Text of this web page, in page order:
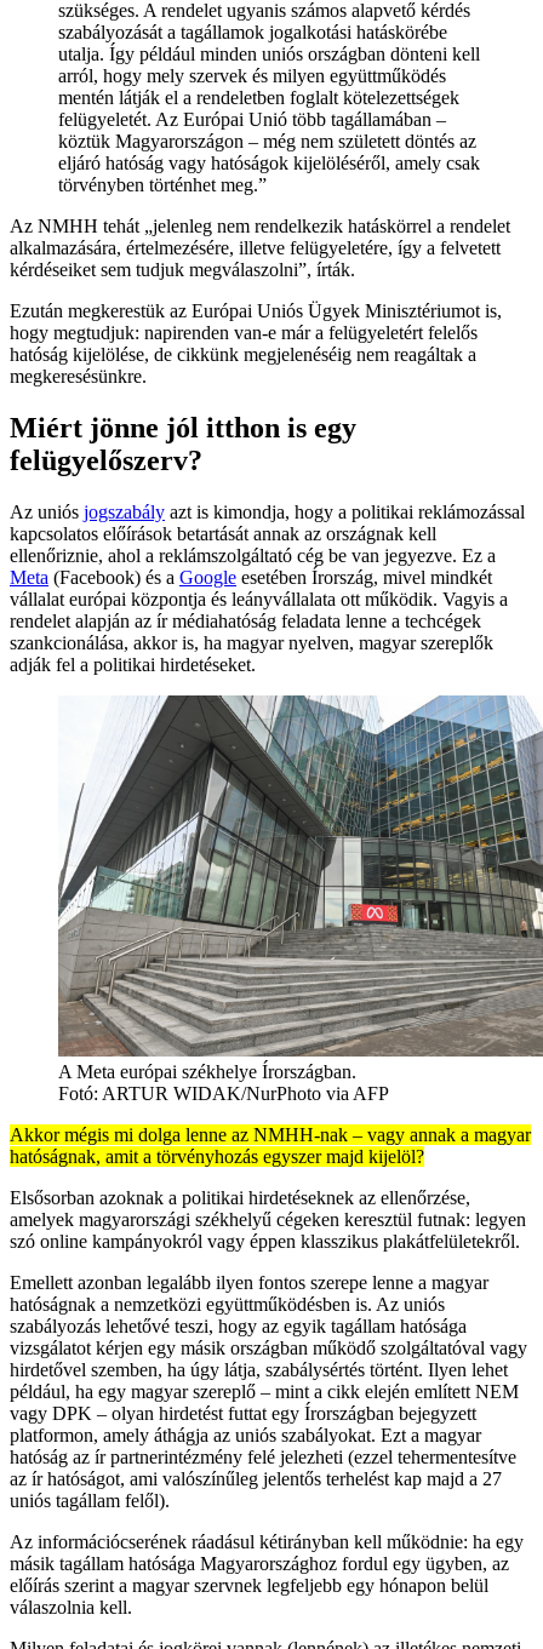
szükséges. A rendelet ugyanis számos alapvető kérdés
szabályozását a tagállamok jogalkotási hatáskörébe
utalja. Így például minden uniós országban dönteni kell
arról, hogy mely szervek és milyen együttműködés
mentén látják el a rendeletben foglalt kötelezettségek
felügyeletét. Az Európai Unió több tagállamában –
köztük Magyarországon – még nem született döntés az
eljáró hatóság vagy hatóságok kijelöléséről, amely csak
törvényben történhet meg.”
Az NMHH tehát „jelenleg nem rendelkezik hatáskörrel a rendelet
alkalmazására, értelmezésére, illetve felügyeletére, így a felvetett
kérdéseiket sem tudjuk megválaszolni”, írták.
Ezután megkerestük az Európai Uniós Ügyek Minisztériumot is,
hogy megtudjuk: napirenden van-e már a felügyeletért felelős
hatóság kijelölése, de cikkünk megjelenéséig nem reagáltak a
megkeresésünkre.
Miért jönne jól itthon is egy
felügyelőszerv?
Az uniós jogszabály azt is kimondja, hogy a politikai reklámozással
kapcsolatos előírások betartását annak az országnak kell
ellenőriznie, ahol a reklámszolgáltató cég be van jegyezve. Ez a
Meta (Facebook) és a Google esetében Írország, mivel mindkét
vállalat európai központja és leányvállalata ott működik. Vagyis a
rendelet alapján az ír médiahatóság feladata lenne a techcégek
szankcionálása, akkor is, ha magyar nyelven, magyar szereplők
adják fel a politikai hirdetéseket.
A Meta európai székhelye Írországban.
Fotó: ARTUR WIDAK/NurPhoto via AFP
Akkor mégis mi dolga lenne az NMHH-nak – vagy annak a magyar
hatóságnak, amit a törvényhozás egyszer majd kijelöl?
Elsősorban azoknak a politikai hirdetéseknek az ellenőrzése,
amelyek magyarországi székhelyű cégeken keresztül futnak: legyen
szó online kampányokról vagy éppen klasszikus plakátfelületekről.
Emellett azonban legalább ilyen fontos szerepe lenne a magyar
hatóságnak a nemzetközi együttműködésben is. Az uniós
szabályozás lehetővé teszi, hogy az egyik tagállam hatósága
vizsgálatot kérjen egy másik országban működő szolgáltatóval vagy
hirdetővel szemben, ha úgy látja, szabálysértés történt. Ilyen lehet
például, ha egy magyar szereplő – mint a cikk elején említett NEM
vagy DPK – olyan hirdetést futtat egy Írországban bejegyzett
platformon, amely áthágja az uniós szabályokat. Ezt a magyar
hatóság az ír partnerintézmény felé jelezheti (ezzel tehermentesítve
az ír hatóságot, ami valószínűleg jelentős terhelést kap majd a 27
uniós tagállam felől).
Az információcserének ráadásul kétirányban kell működnie: ha egy
másik tagállam hatósága Magyarországhoz fordul egy ügyben, az
előírás szerint a magyar szervnek legfeljebb egy hónapon belül
válaszolnia kell.